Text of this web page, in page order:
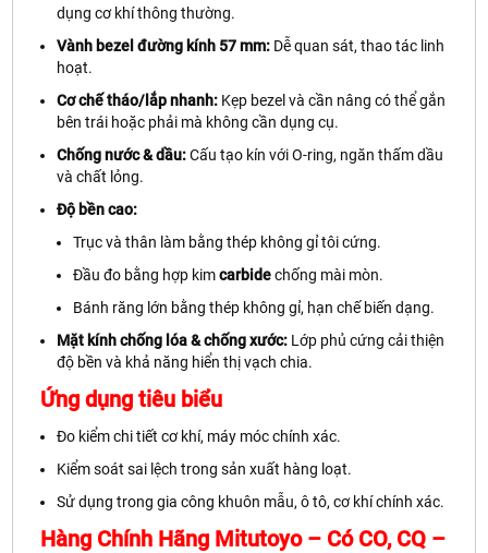
dụng cơ khí thông thường.
Vành bezel đường kính 57 mm: Dễ quan sát, thao tác linh
hoạt.
Cơ chế tháo/lắp nhanh: Kẹp bezel và cần nâng có thể gắn
bên trái hoặc phải mà không cần dụng cụ.
Chống nước & dầu:Cấu tạo kín với O-ring, ngăn thấm dầu
và chất lỏng.
Độ bền cao:
Trục và thân làm bằng thép không gỉ tôi cứng.
Đầu đo bằng hợp kimcarbidechống mài mòn.
Bánh răng lớn bằng thép không gỉ, hạn chế biến dạng.
Mặt kính chống lóa & chống xước: Lớp phủ cứng cải thiện
độ bền và khả năng hiển thị vạch chia.
Ứng dụng tiêu biểu
Đo kiểm chi tiết cơ khí, máy móc chính xác.
Kiểm soát sai lệch trong sản xuất hàng loạt.
Sử dụng trong gia công khuôn mẫu, ô tô, cơ khí chính xác.
Hàng Chính Hãng Mitutoyo – Có CO, CQ –